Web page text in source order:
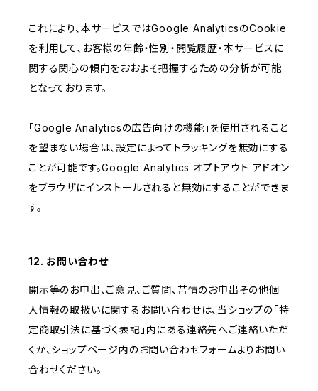
これにより、本サービスではGoogle AnalyticsのCookie
を利用して、お客様の年齢・性別・閲覧履歴・本サービスに
関する関心の傾向をおおよそ把握するための分析が可能
となっております。
「Google Analyticsの広告向けの機能」を使用されること
を望まない場合は、設定によってトラッキングを無効にする
ことが可能です。Google Analytics オプトアウト アドオン
をブラウザにインストールされると無効にすることができま
す。
12. お問い合わせ
開示等のお申出、ご意見、ご質問、苦情のお申出その他個
人情報の取扱いに関するお問い合わせは、当ショップの「特
定商取引法に基づく表記」内にある連絡先へご連絡いただ
くか、ショップページ内のお問い合わせフォームよりお問い
合わせください。